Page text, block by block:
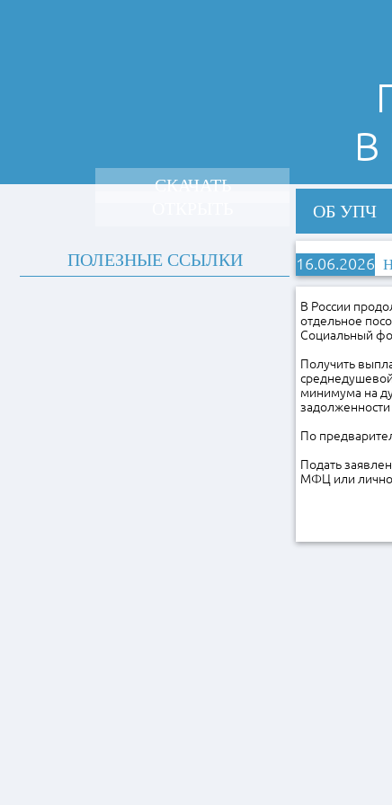
ОБ УПЧ
16.06.2026
В России
отдельное
Социальный
Получить
минимума на
По
Подать
МФЦ или лично
СКАЧАТЬ
ПОЛЕЗНЫЕ ССЫЛКИ